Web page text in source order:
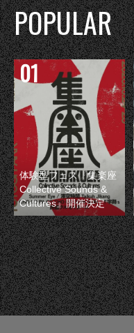
POPULAR
体験型フェス『集楽座
Collective Sounds &
Cultures』開催決定